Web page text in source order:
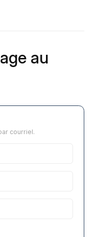
au
courriel.